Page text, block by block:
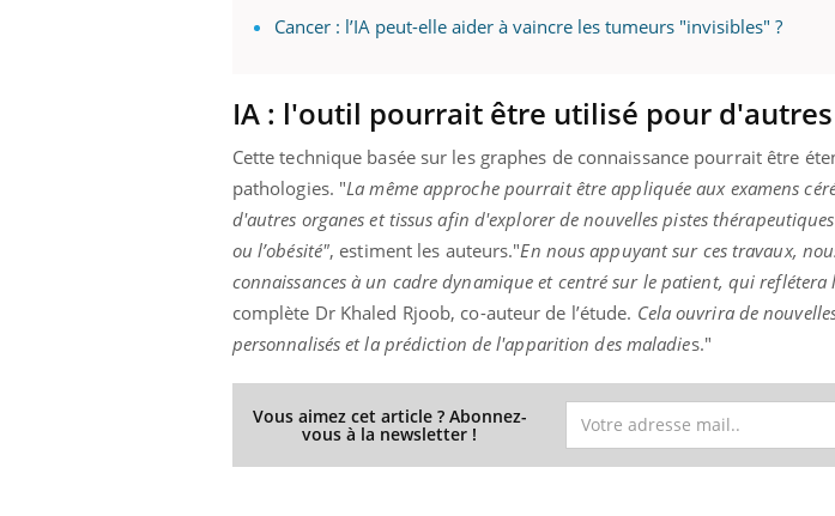
Cancer : l’IA peut-elle aider à vaincre les tumeurs "invisibles" ?
IA : l'outil pourrait être utilisé pour
Cette technique basée sur les graphes de connaissance pourrait être
pathologies. "La même approche pourrait être appliquée aux examens
d'autres organes et tissus afin d'explorer de nouvelles pistes
ou l’obésité", estiment les auteurs."En nous appuyant sur ces travaux,
connaissances à un cadre dynamique et centré sur le patient, qui reflétera
complète Dr Khaled Rjoob, co-auteur de l’étude. Cela ouvrira de
personnalisés et la prédiction de l'apparition des maladies."
Vous aimez cet article ? Abonnez-
vous à la newsletter !